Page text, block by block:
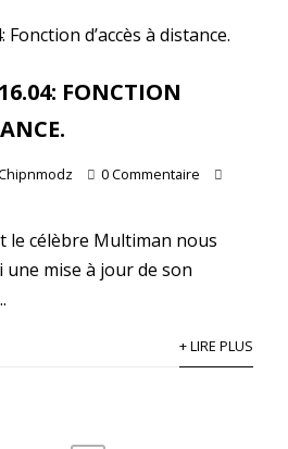
FONCTION
0 Commentaire
le célèbre Multiman nous
mise à jour de son
+ LIRE PLUS